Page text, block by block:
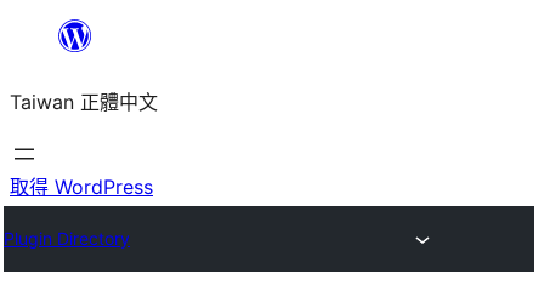
主
要
內
Taiwan 正體中文
取得 WordPress
Plugin Directory